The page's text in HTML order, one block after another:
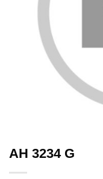
AH 3234 G